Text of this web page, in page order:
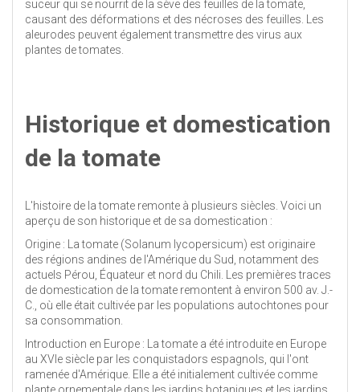
suceur qui se nourrit de la sève des feuilles de la tomate,
causant des déformations et des nécroses des feuilles. Les
aleurodes peuvent également transmettre des virus aux
plantes de tomates.
Historique et domestication
de la tomate
L'histoire de la tomate remonte à plusieurs siècles. Voici un
aperçu de son historique et de sa domestication :
Origine : La tomate (Solanum lycopersicum) est originaire
des régions andines de l'Amérique du Sud, notamment des
actuels Pérou, Équateur et nord du Chili. Les premières traces
de domestication de la tomate remontent à environ 500 av. J.-
C., où elle était cultivée par les populations autochtones pour
sa consommation.
Introduction en Europe : La tomate a été introduite en Europe
au XVIe siècle par les conquistadors espagnols, qui l'ont
ramenée d'Amérique. Elle a été initialement cultivée comme